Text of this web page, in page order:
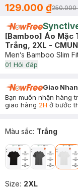
129.000 ₫250.000
[Bamboo] Áo Mặc
Trắng, 2XL -
Men’s Bamboo Slim
01 Hỏi đáp
Giao
Bạn muốn nhận hàng
giao hàng 2H ở bước
Màu sắc: Trắng
Size: 2XL